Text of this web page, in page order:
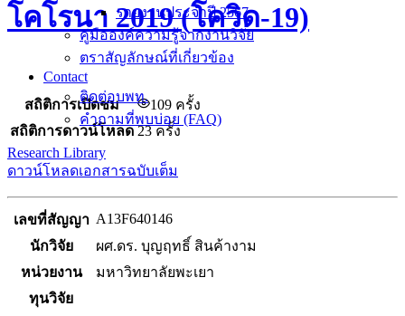
รายงานประจำปี 2567
คู่มือองค์ความรู้จากงานวิจัย
ตราสัญลักษณ์ที่เกี่ยวข้อง
Contact
ติดต่อบพท.
คำถามที่พบบ่อย (FAQ)
Research Library
โคโรนา 2019 (โควิด-19)
สถิติการเปิดชม 109 ครั้ง
สถิติการดาวน์โหลด 23 ครั้ง
ดาวน์โหลดเอกสารฉบับเต็ม
เลขที่สัญญา A13F640146
นักวิจัย
ผศ.ดร. บุญฤทธิ์ สินค้างาม
หน่วยงาน
มหาวิทยาลัยพะเยา
ทุนวิจัย